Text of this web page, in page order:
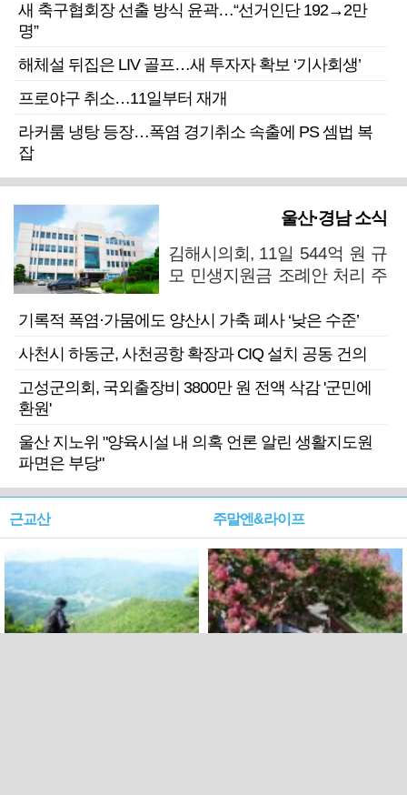
새 축구협회장 선출 방식 윤곽…“선거인단 192→2만
명”
해체설 뒤집은 LIV 골프…새 투자자 확보 ‘기사회생’
프로야구 취소…11일부터 재개
라커룸 냉탕 등장…폭염 경기취소 속출에 PS 셈법 복
잡
울산·경남 소식
김해시의회, 11일 544억 원 규
모 민생지원금 조례안 처리 주
기록적 폭염·가뭄에도 양산시 가축 폐사 ‘낮은 수준’
사천시 하동군, 사천공항 확장과 CIQ 설치 공동 건의
고성군의회, 국외출장비 3800만 원 전액 삭감 '군민에
환원'
울산 지노위 "양육시설 내 의혹 언론 알린 생활지도원
파면은 부당"
근교산 주말엔&라이프